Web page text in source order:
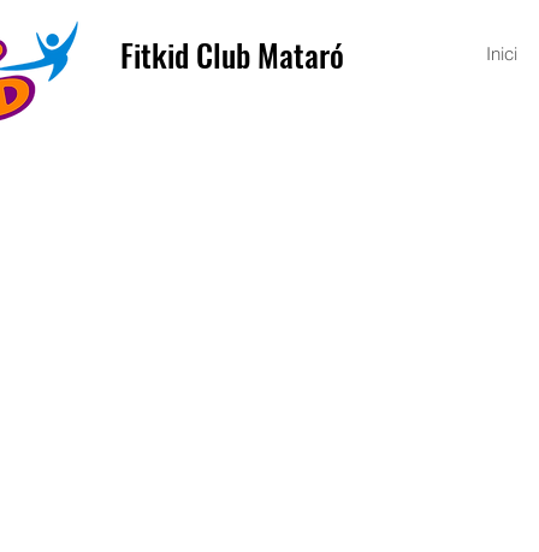
Inici
Fitkid Club Mataró